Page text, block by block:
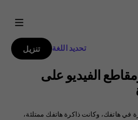
تحديد اللغة تنزيل
الفيديو على
في هاتفك، وكانت ذاكرة هاتفك ممتلئة،